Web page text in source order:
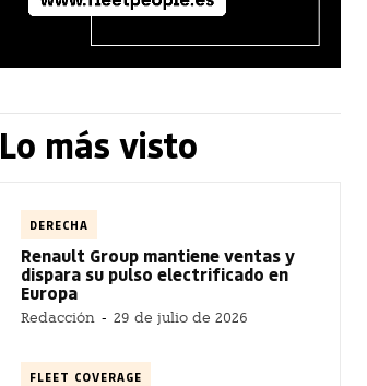
Lo más visto
DERECHA
Renault Group mantiene ventas y
dispara su pulso electrificado en
Europa
Redacción - 29 de julio de 2026
FLEET COVERAGE